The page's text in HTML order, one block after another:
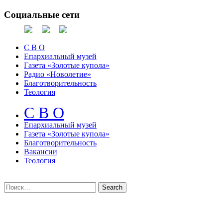
Социальные сети
С В О
Епархиальный музей
Газета «Золотые купола»
Радио «Новолетие»
Благотворительность
Теология
С В О
Епархиальный музeй
Газета «Золотые купола»
Благотворительность
Вакансии
Теология